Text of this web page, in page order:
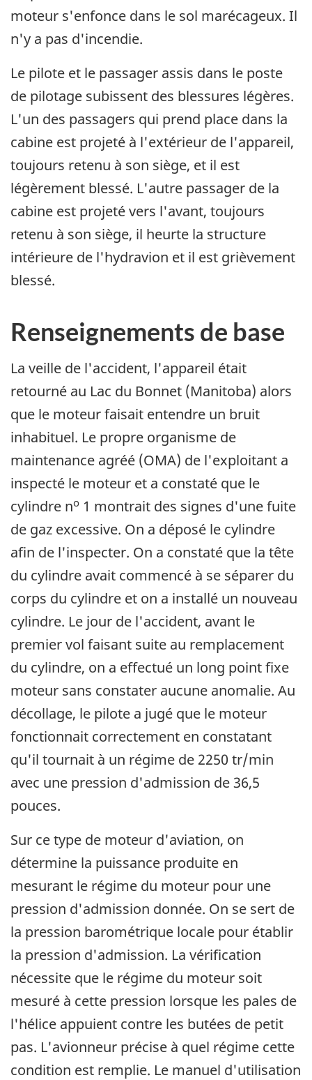
moteur s'enfonce dans le sol marécageux. Il
n'y a pas d'incendie.
Le pilote et le passager assis dans le poste
de pilotage subissent des blessures légères.
L'un des passagers qui prend place dans la
cabine est projeté à l'extérieur de l'appareil,
toujours retenu à son siège, et il est
légèrement blessé. L'autre passager de la
cabine est projeté vers l'avant, toujours
retenu à son siège, il heurte la structure
intérieure de l'hydravion et il est grièvement
blessé.
Renseignements de base
La veille de l'accident, l'appareil était
retourné au Lac du Bonnet (Manitoba) alors
que le moteur faisait entendre un bruit
inhabituel. Le propre organisme de
maintenance agréé (OMA) de l'exploitant a
inspecté le moteur et a constaté que le
cylindre no 1 montrait des signes d'une fuite
de gaz excessive. On a déposé le cylindre
afin de l'inspecter. On a constaté que la tête
du cylindre avait commencé à se séparer du
corps du cylindre et on a installé un nouveau
cylindre. Le jour de l'accident, avant le
premier vol faisant suite au remplacement
du cylindre, on a effectué un long point fixe
moteur sans constater aucune anomalie. Au
décollage, le pilote a jugé que le moteur
fonctionnait correctement en constatant
qu'il tournait à un régime de 2250 tr/min
avec une pression d'admission de 36,5
pouces.
Sur ce type de moteur d'aviation, on
détermine la puissance produite en
mesurant le régime du moteur pour une
pression d'admission donnée. On se sert de
la pression barométrique locale pour établir
la pression d'admission. La vérification
nécessite que le régime du moteur soit
mesuré à cette pression lorsque les pales de
l'hélice appuient contre les butées de petit
pas. L'avionneur précise à quel régime cette
condition est remplie. Le manuel d'utilisation